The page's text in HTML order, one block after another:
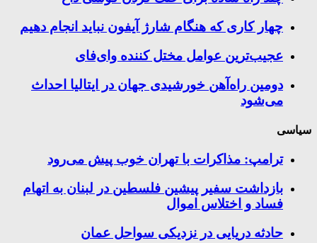
چهار کاری که هنگام شارژ آیفون نباید انجام دهیم
عجیب‌ترین عوامل مختل کننده وای‌فای
دومین راه‌آهن خورشیدی جهان در ایتالیا احداث
می‌شود
سیاسی
ترامپ: مذاکرات با تهران خوب پیش می‌رود
بازداشت سفیر پیشین فلسطین در لبنان به اتهام
فساد و اختلاس اموال
حادثه دریایی در نزدیکی سواحل عمان